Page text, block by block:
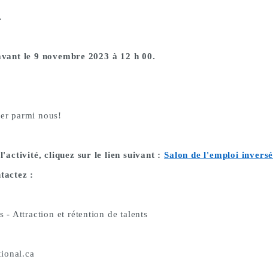
le 9 novembre 2023 à 12 h 00.
parmi nous!
l'activité, cliquez sur le lien suivant :Salon de l'emploi inversé
:
- Attraction et rétention de talents